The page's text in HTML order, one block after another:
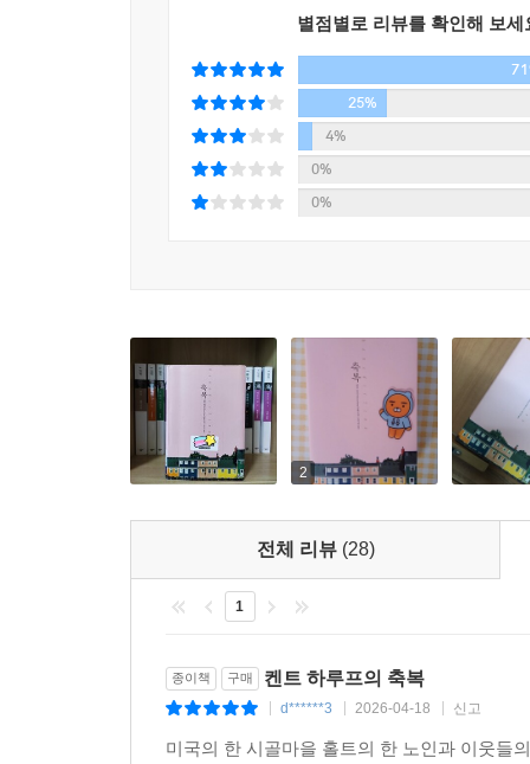
밤에 자기 집에 있는 사람들. 그들의 이런 평범한
경관이 그를 빤히 쳐다보았다.
소중한 일상을요. _본문 286쪽
“소중한 일상.” 하루프의 소설 속 인물들은 모두
저마다의 삶에 힘겨워하며 일상을 살아낸다. 하지
그 속을 살아가는 사람들의 잔잔하고 감동적인 삶
『플레인송』의 성공 이후 비로소 다른 직업을
들어가 글을 쓰기 시작했다. 2014년에 생을 마
말년에는 산소 탱크의 줄을 집필실까지 길게 연결
작은 마을에서 중심을 지키며 자기 사업을 운영
열고 물건을 팔고 거스름돈을 건네고 장부를
쓸모없는 일이 아니었음을 생각하며 눈물 흘리는
켄트 하루프가 탄생시킨 홀트라는 작은 우주와
삶의 연장으로 맞이한 작가의 모습과 닮아 있
긍정한다. 삶은 때로 “불행에서 불행으로 옮겨다
별점별로 리뷰를 확인해 보세
25%
4%
0%
0%
2
전체 리뷰 (28)
1
종이책 구매 켄트 하루프의 축복
d******3 2026-04-18 신고
미국의 한 시골마을 홀트의 한 노인과 이웃들